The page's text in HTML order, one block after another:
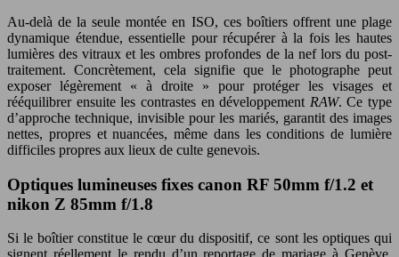
Au-delà de la seule montée en ISO, ces boîtiers offrent une plage
dynamique étendue, essentielle pour récupérer à la fois les hautes
lumières des vitraux et les ombres profondes de la nef lors du post-
traitement. Concrètement, cela signifie que le photographe peut
exposer légèrement « à droite » pour protéger les visages et
rééquilibrer ensuite les contrastes en développement RAW. Ce type
d’approche technique, invisible pour les mariés, garantit des images
nettes, propres et nuancées, même dans les conditions de lumière
difficiles propres aux lieux de culte genevois.
Optiques lumineuses fixes canon RF 50mm f/1.2 et
nikon Z 85mm f/1.8
Si le boîtier constitue le cœur du dispositif, ce sont les optiques qui